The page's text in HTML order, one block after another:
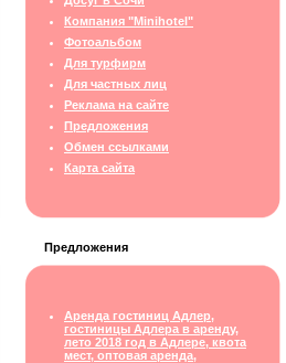
Компания "Minihotel"
Фотоальбом
Для турфирм
Для частных лиц
Реклама на сайте
Предложения
Обмен ссылками
Карта сайта
Предложения
Аренда гостиниц Адлер,
гостиницы Адлера в аренду,
лето 2018 год в Адлере, квота
мест, оптовая аренда,